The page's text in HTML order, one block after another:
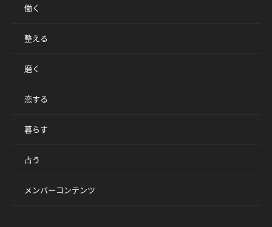
働く
整える
磨く
恋する
暮らす
占う
メンバーコンテンツ